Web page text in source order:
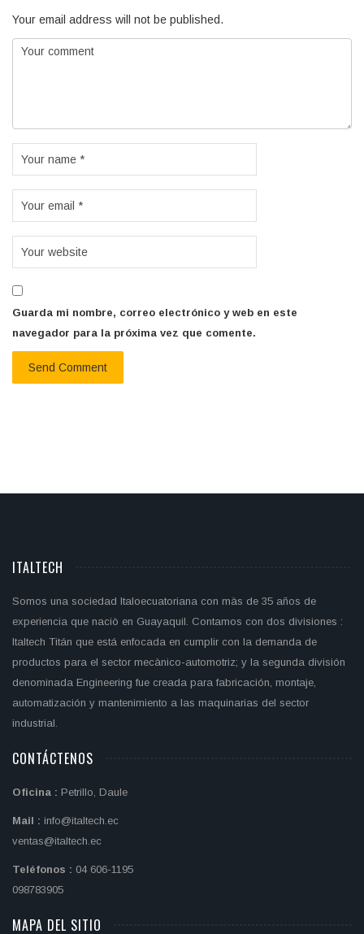
Your email address will not be published.
Guarda mi nombre, correo electrónico y web en este
navegador para la próxima vez que comente.
ITALTECH
Somos una sociedad Italoecuatoriana con màs de 35 años de
experiencia que naciò en Guayaquil. Contamos con dos divisiones :
Italtech Titán que está enfocada en cumplir con la demanda de
productos para el sector mecànico-automotriz; y la segunda división
denominada Engineering fue creada para fabricación, montaje,
automatización y mantenimiento a las maquinarias del sector
industrial.
CONTÁCTENOS
Oficina : Petrillo, Daule
Mail : info@italtech.ec
ventas@italtech.ec
Teléfonos : 04 606-1195
098783905
MAPA DEL SITIO